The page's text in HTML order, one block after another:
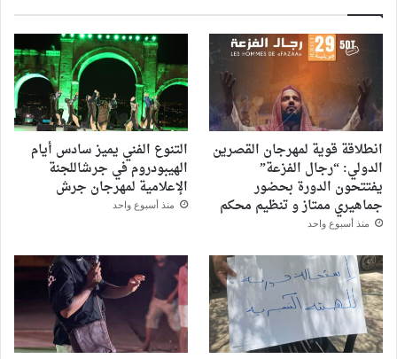
انطلاقة قوية لمهرجان القصرين
الدولي: “رجال الفزعة”
يفتتحون الدورة بحضور
جماهيري ممتاز و تنظيم محكم
منذ أسبوع واحد
التنوع الفني يميز سادس أيام
الهيبودروم في جرشاللجنة
الإعلامية لمهرجان جرش
منذ أسبوع واحد